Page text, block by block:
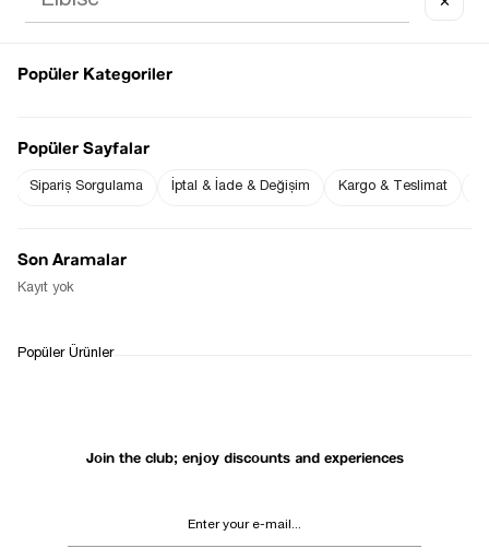
RETURN AND EXCHANGE
Join the club; enjoy discounts and experiences
Popüler Kategoriler
Popüler Sayfalar
Sipariş Sorgulama İptal & İade & Değişim Kargo & Teslimat
Son Aramalar
Kayıt yok
Popüler Ürünler